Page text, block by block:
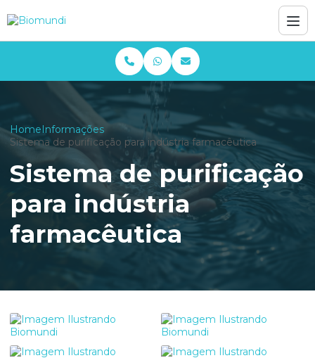
HomeInformações
Sistema de purificação para indústria farmacêutica
Sistema de purificação
para indústria
farmacêutica